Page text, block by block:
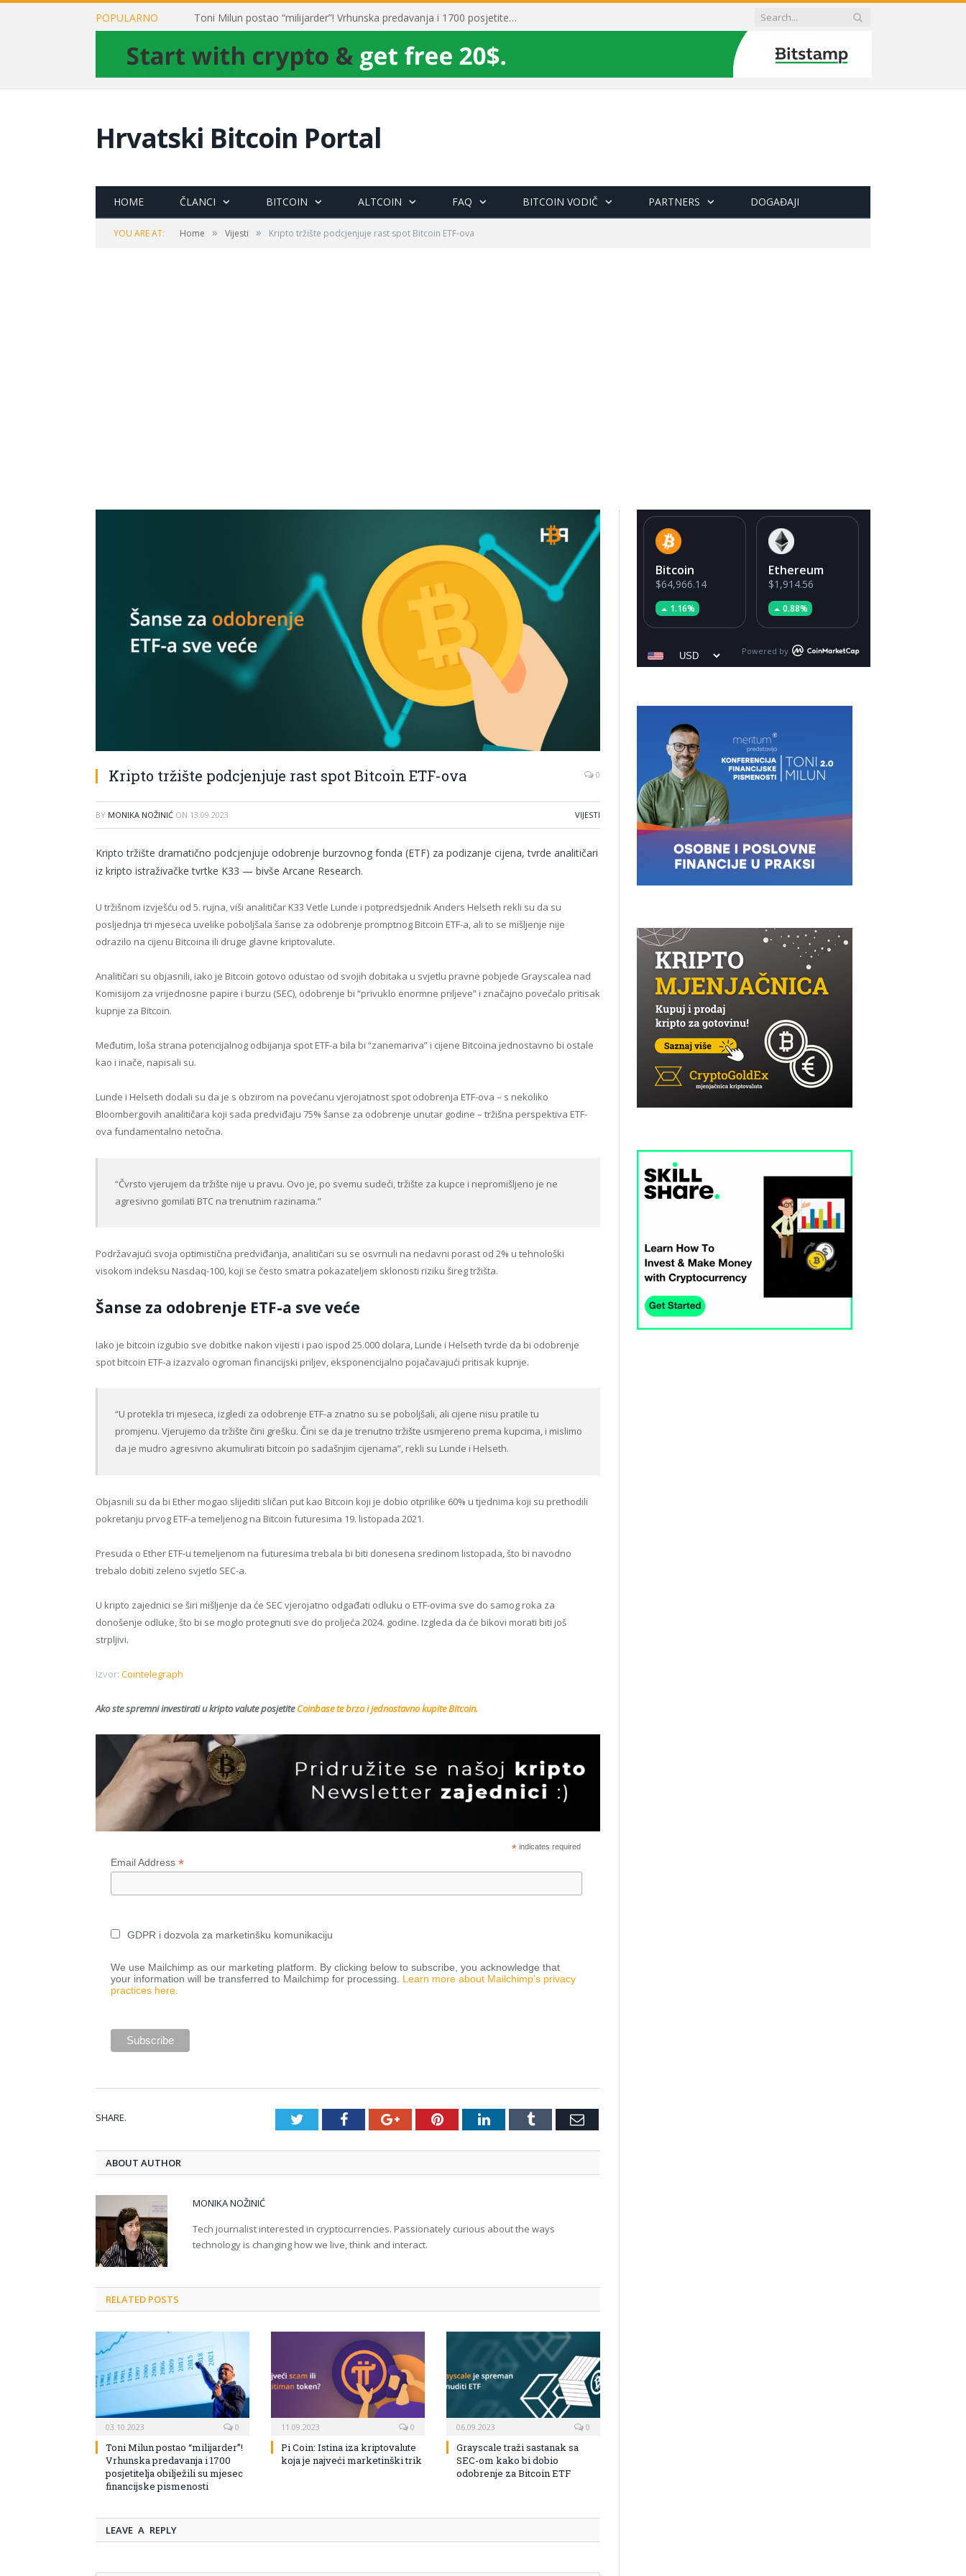
POPULARNO Toni Milun postao “milijarder”! Vrhunska predavanja i 1700 posjetitelja obilježili su mjesec financijske pismenosti
Hrvatski Bitcoin Portal
HOME ČLANCI BITCOIN ALTCOIN FAQ BITCOIN VODIČ PARTNERS DOGAĐAJI
YOU ARE AT: Home » Vijesti » Kripto tržište podcjenjuje rast spot Bitcoin ETF-ova
Kripto tržište podcjenjuje rast spot Bitcoin ETF-ova 0
BY MONIKA NOŽINIĆ ON 13.09.2023 VIJESTI
Kripto tržište dramatično podcjenjuje odobrenje burzovnog fonda (ETF) za podizanje cijena, tvrde analitičari
iz kripto istraživačke tvrtke K33 — bivše Arcane Research.
U tržišnom izvješću od 5. rujna, viši analitičar K33 Vetle Lunde i potpredsjednik Anders Helseth rekli su da su
posljednja tri mjeseca uvelike poboljšala šanse za odobrenje promptnog Bitcoin ETF-a, ali to se mišljenje nije
odrazilo na cijenu Bitcoina ili druge glavne kriptovalute.
Analitičari su objasnili, iako je Bitcoin gotovo odustao od svojih dobitaka u svjetlu pravne pobjede Grayscalea nad
Komisijom za vrijednosne papire i burzu (SEC), odobrenje bi “privuklo enormne priljeve” i značajno povećalo pritisak
kupnje za Bitcoin.
Međutim, loša strana potencijalnog odbijanja spot ETF-a bila bi “zanemariva” i cijene Bitcoina jednostavno bi ostale
kao i inače, napisali su.
Lunde i Helseth dodali su da je s obzirom na povećanu vjerojatnost spot odobrenja ETF-ova – s nekoliko
Bloombergovih analitičara koji sada predviđaju 75% šanse za odobrenje unutar godine – tržišna perspektiva ETF-
ova fundamentalno netočna.
“Čvrsto vjerujem da tržište nije u pravu. Ovo je, po svemu sudeći, tržište za kupce i nepromišljeno je ne
agresivno gomilati BTC na trenutnim razinama.”
Podržavajući svoja optimistična predviđanja, analitičari su se osvrnuli na nedavni porast od 2% u tehnološki
visokom indeksu Nasdaq-100, koji se često smatra pokazateljem sklonosti riziku šireg tržišta.
Šanse za odobrenje ETF-a sve veće
Iako je bitcoin izgubio sve dobitke nakon vijesti i pao ispod 25.000 dolara, Lunde i Helseth tvrde da bi odobrenje
spot bitcoin ETF-a izazvalo ogroman financijski priljev, eksponencijalno pojačavajući pritisak kupnje.
“U protekla tri mjeseca, izgledi za odobrenje ETF-a znatno su se poboljšali, ali cijene nisu pratile tu
promjenu. Vjerujemo da tržište čini grešku. Čini se da je trenutno tržište usmjereno prema kupcima, i mislimo
da je mudro agresivno akumulirati bitcoin po sadašnjim cijenama”, rekli su Lunde i Helseth.
Objasnili su da bi Ether mogao slijediti sličan put kao Bitcoin koji je dobio otprilike 60% u tjednima koji su prethodili
pokretanju prvog ETF-a temeljenog na Bitcoin futuresima 19. listopada 2021.
Presuda o Ether ETF-u temeljenom na futuresima trebala bi biti donesena sredinom listopada, što bi navodno
trebalo dobiti zeleno svjetlo SEC-a.
U kripto zajednici se širi mišljenje da će SEC vjerojatno odgađati odluku o ETF-ovima sve do samog roka za
donošenje odluke, što bi se moglo protegnuti sve do proljeća 2024. godine. Izgleda da će bikovi morati biti još
strpljivi.
Izvor: Cointelegraph
Ako ste spremni investirati u kripto valute posjetite Coinbase te brzo i jednostavno kupite Bitcoin.
*indicates required
Email Address*
GDPR i dozvola za marketinšku komunikaciju
We use Mailchimp as our marketing platform. By clicking below to subscribe, you acknowledge that
your information will be transferred to Mailchimp for processing. Learn more about Mailchimp’s privacy
practices here.
SHARE. TwitterFacebookGoogle+PinterestLinkedInTumblr Email
ABOUT AUTHOR
MONIKA NOŽINIĆ
Tech journalist interested in cryptocurrencies. Passionately curious about the ways
technology is changing how we live, think and interact.
RELATED POSTS
03.10.2023 0
Toni Milun postao “milijarder”!
Vrhunska predavanja i 1700
posjetitelja obilježili su mjesec
financijske pismenosti
11.09.2023 0
Pi Coin: Istina iza kriptovalute
koja je najveći marketinški trik
06.09.2023 0
Grayscale traži sastanak sa
SEC-om kako bi dobio
odobrenje za Bitcoin ETF
LEAVE A REPLY
Bitcoin
$64,966.14
1.16%
Ethereum
$1,914.56
0.88%
Powered by